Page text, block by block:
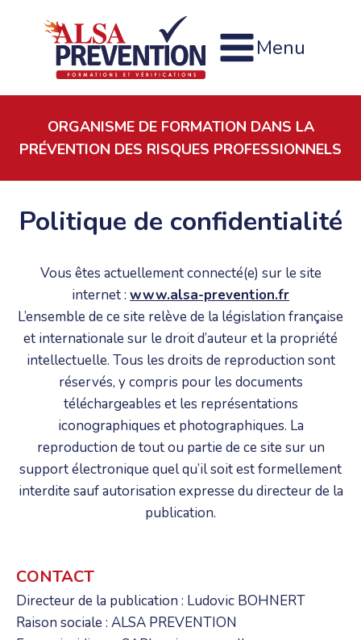
Menu
ORGANISME DE FORMATION DANS LA
PRÉVENTION DES RISQUES PROFESSIONNELS
Politique de confidentialité
Vous êtes actuellement connecté(e) sur le site
internet : www.alsa-prevention.fr
L’ensemble de ce site relève de la législation française
et internationale sur le droit d’auteur et la propriété
intellectuelle. Tous les droits de reproduction sont
réservés, y compris pour les documents
téléchargeables et les représentations
iconographiques et photographiques. La
reproduction de tout ou partie de ce site sur un
support électronique quel qu’il soit est formellement
interdite sauf autorisation expresse du directeur de la
publication.
CONTACT
Directeur de la publication : Ludovic BOHNERT
Raison sociale : ALSA PREVENTION